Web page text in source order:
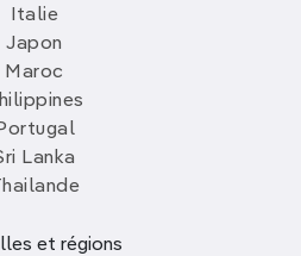
Italie
Japon
Maroc
Lanka
et régions